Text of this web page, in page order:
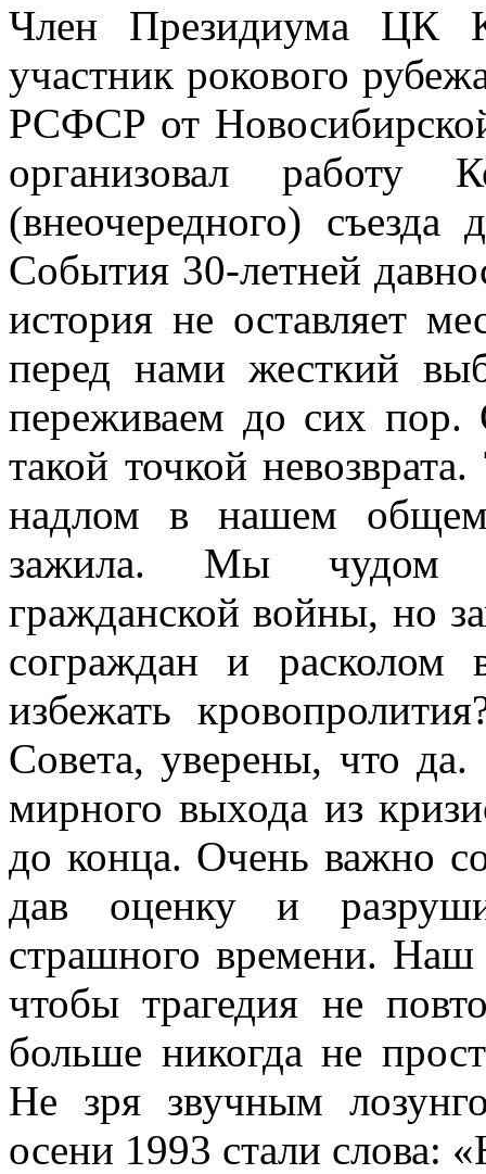
Член Президиума ЦК
участник рокового
РСФСР от
организовал работу
(внеочередного)
События 30-летней
история не оставляет
перед нами жесткий
переживаем до сих пор.
такой точкой
надлом в нашем общем
зажила. Мы чудом
гражданской войны, но
сограждан и
избежать
Совета, уверены, что
мирного выхода из
до конца. Очень важно
дав оценку и
страшного времени.
чтобы трагедия не
больше никогда не
Не зря звучным
осени 1993 стали слова: